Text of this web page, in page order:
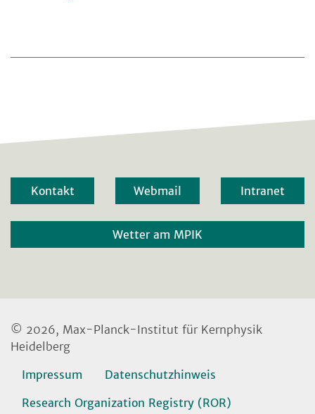
Kontakt Webmail Intranet
Wetter am MPIK
© 2026, Max-Planck-Institut für Kernphysik
Heidelberg
Impressum
Datenschutzhinweis
Research Organization Registry (ROR)